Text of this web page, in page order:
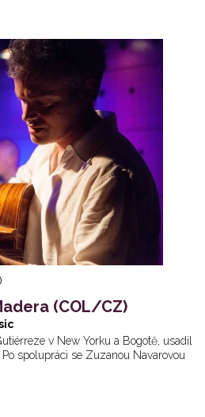
(COL/CZ)
v New Yorku a Bogotě, usadil
spolupráci se Zuzanou Navarovou